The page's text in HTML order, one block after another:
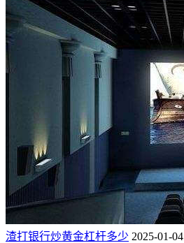
渣打银行炒黄金杠杆多少 2025-01-04